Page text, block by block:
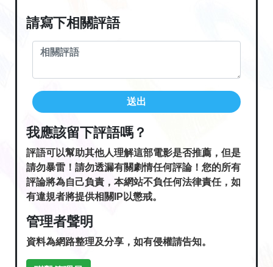
請寫下相關評語
送出
我應該留下評語嗎？
評語可以幫助其他人理解這部電影是否推薦，但是
請勿暴雷！請勿透漏有關劇情任何評論！您的所有
評論將為自己負責，本網站不負任何法律責任，如
有違規者將提供相關IP以懲戒。
管理者聲明
資料為網路整理及分享，如有侵權請告知。